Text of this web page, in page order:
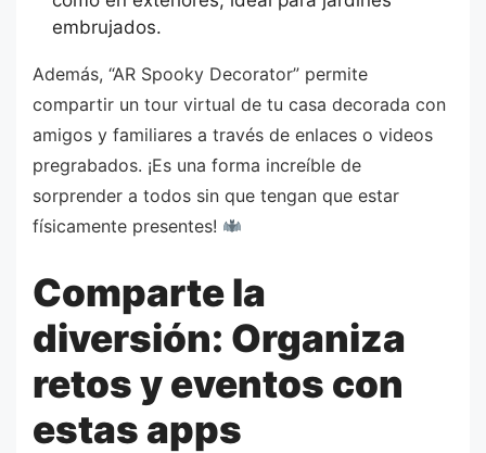
embrujados.
Además, “AR Spooky Decorator” permite
compartir un tour virtual de tu casa decorada con
amigos y familiares a través de enlaces o videos
pregrabados. ¡Es una forma increíble de
sorprender a todos sin que tengan que estar
físicamente presentes!
Comparte la
diversión: Organiza
retos y eventos con
estas apps